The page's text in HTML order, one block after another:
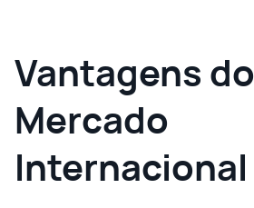
Vantagens do
Mercado
Internacional